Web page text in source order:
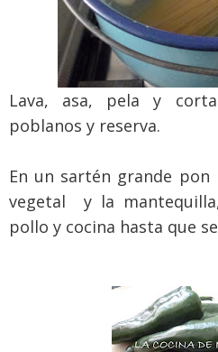
Lava, asa, pela y
poblanos y reserva.
En un sartén grande pon
vegetal y la
pollo y cocina hasta que